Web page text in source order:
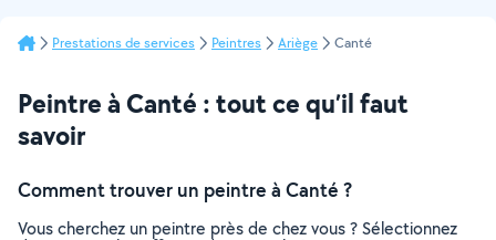
Prestations de services Peintres Ariège Canté
Peintre à Canté : tout ce qu’il faut
savoir
Comment trouver un peintre à Canté ?
Vous cherchez un peintre près de chez vous ? Sélectionnez